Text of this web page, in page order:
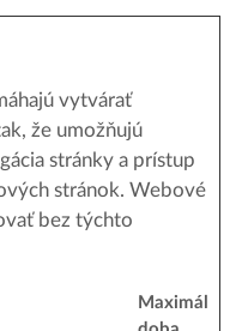
vytvárať
že umožňujú
stránky a prístup
stránok. Webové
bez týchto
Maximálna